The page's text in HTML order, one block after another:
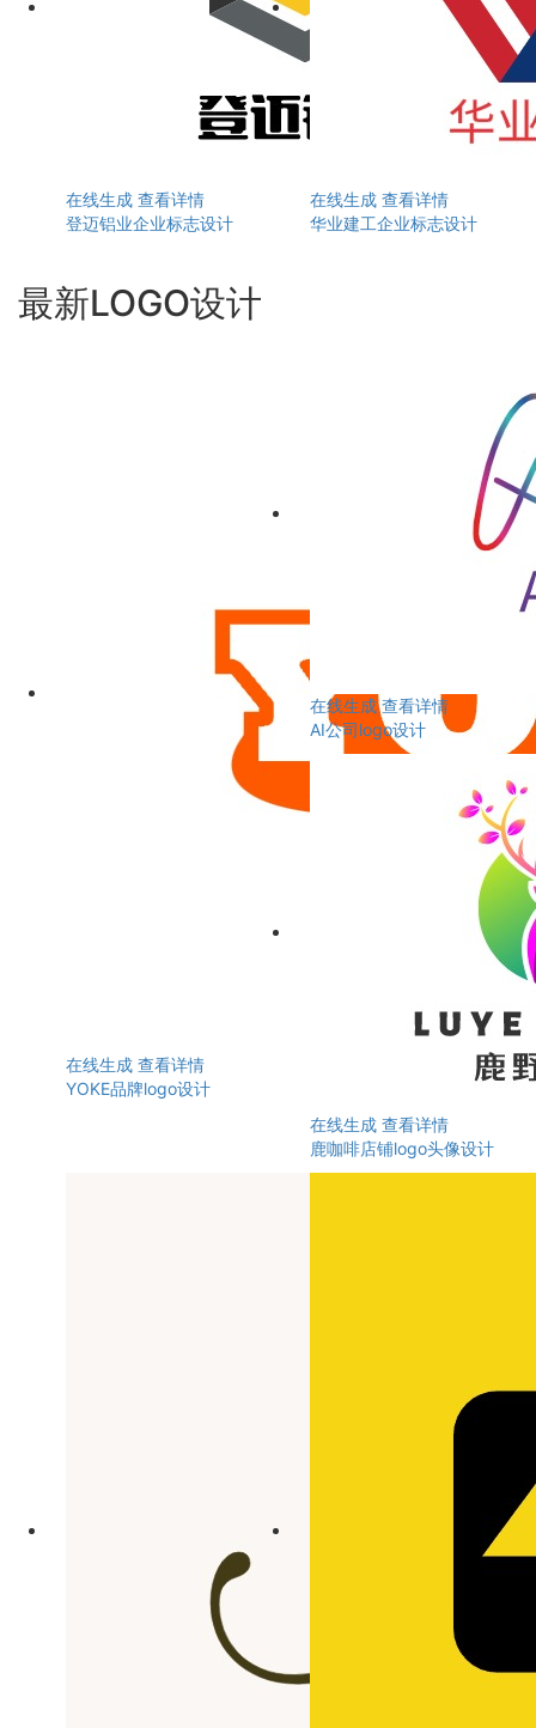
在线生成 查看详情
登迈铝业企业标志设计
在线生成 查看详情
华业建工企业标志设计
最新LOGO设计
在线生成 查看详情
YOKE品牌logo设计
在线生成 查看详情
AI公司logo设计
在线生成 查看详情
鹿咖啡店铺logo头像设计